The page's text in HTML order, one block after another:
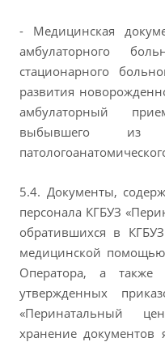
- Медицинская
амбулаторного
стационарного
развития
амбулаторный
выбывшего из
5.4. Документы,
персонала КГБУЗ
обратившихся в
медицинской
Оператора, а также
утвержденных
«Перинатальный
хранение документов